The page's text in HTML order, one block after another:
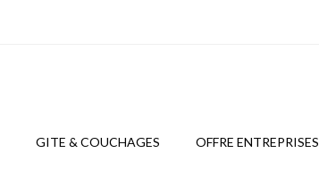
GITE & COUCHAGES OFFRE ENTREPRISES